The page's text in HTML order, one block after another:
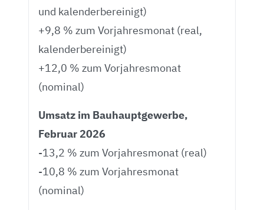
und kalenderbereinigt)
+9,8 % zum Vorjahresmonat (real,
kalenderbereinigt)
+12,0 % zum Vorjahresmonat
(nominal)
Umsatz im Bauhauptgewerbe,
Februar 2026
-13,2 % zum Vorjahresmonat (real)
-10,8 % zum Vorjahresmonat
(nominal)